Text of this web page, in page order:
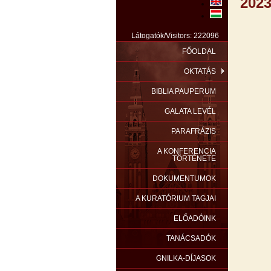
Látogatók/Visitors: 222096
FŐOLDAL
OKTATÁS
BIBLIA PAUPERUM
GALATA LEVÉL
PARAFRÁZIS
A KONFERENCIA
TÖRTÉNETE
DOKUMENTUMOK
A KURATÓRIUM TAGJAI
ELŐADÓINK
TANÁCSADÓK
GNILKA-DÍJASOK